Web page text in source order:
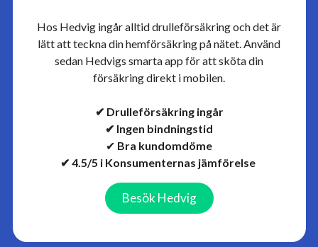
Hos Hedvig ingår alltid drulleförsäkring och det är
lätt att teckna din hemförsäkring på nätet. Använd
sedan Hedvigs smarta app för att sköta din
försäkring direkt i mobilen.
✔ Drulleförsäkring ingår
✔ Ingen bindningstid
✔ Bra kundomdöme
✔ 4.5/5 i Konsumenternas jämförelse
Besök Hedvig